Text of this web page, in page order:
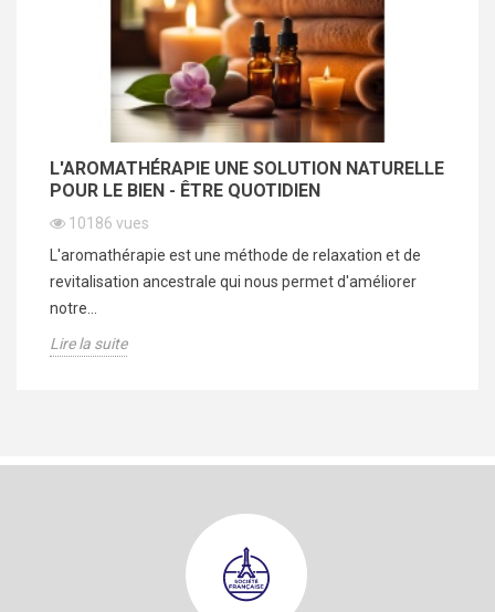
L'AROMATHÉRAPIE UNE SOLUTION NATURELLE
POUR LE BIEN - ÊTRE QUOTIDIEN
10186 vues
L'aromathérapie est une méthode de relaxation et de
revitalisation ancestrale qui nous permet d'améliorer
notre...
Lire la suite